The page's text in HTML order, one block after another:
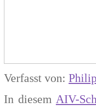
Verfasst von:
In diesem AIV-